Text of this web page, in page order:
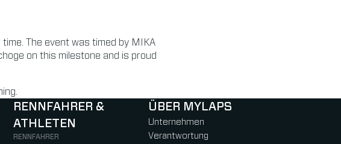
time. The event was timed by MIKA
on this milestone and is proud
RENNFAHRER &
ATHLETEN
RENNFAHRER
ÜBER MYLAPS
Unternehmen
Verantwortung